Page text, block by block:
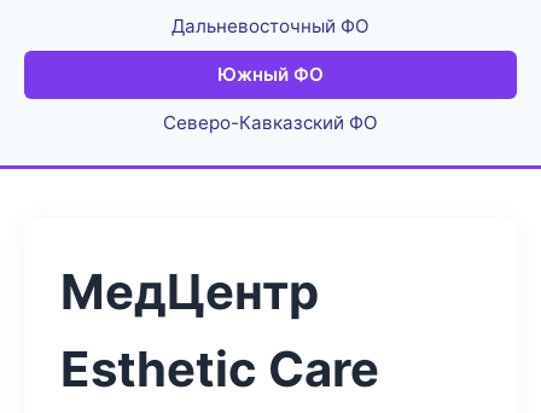
Дальневосточный ФО
Южный ФО
Северо-Кавказский ФО
МедЦентр
Esthetic Care